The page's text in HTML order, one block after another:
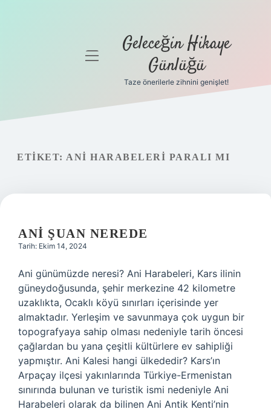
Gizlilik
Yasal Uyarı
Hakkımızda
menüyü Geleceğin Hikaye
Günlüğü
Taze önerilerle zihnini genişlet!
ETIKET: ANI HARABELERI PARALI MI
ANI ŞUAN NEREDE
Tarih: Ekim 14, 2024
Ani günümüzde neresi? Ani Harabeleri, Kars ilinin
güneydoğusunda, şehir merkezine 42 kilometre
uzaklıkta, Ocaklı köyü sınırları içerisinde yer
almaktadır. Yerleşim ve savunmaya çok uygun bir
topografyaya sahip olması nedeniyle tarih öncesi
çağlardan bu yana çeşitli kültürlere ev sahipliği
yapmıştır. Ani Kalesi hangi ülkededir? Kars’ın
Arpaçay ilçesi yakınlarında Türkiye-Ermenistan
sınırında bulunan ve turistik ismi nedeniyle Ani
Harabeleri olarak da bilinen Ani Antik Kenti’nin